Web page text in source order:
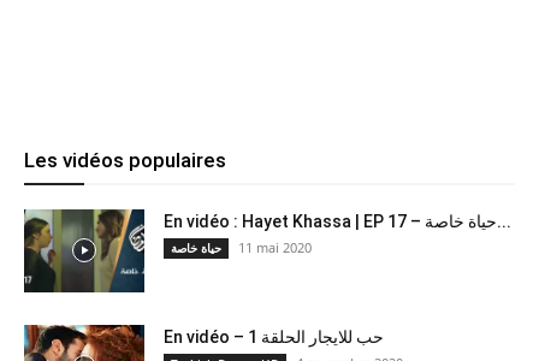
Les vidéos populaires
En vidéo : Hayet Khassa | EP 17 – حياة خاصة...
حياة خاصة 11 mai 2020
En vidéo – حب للايجار الحلقة 1